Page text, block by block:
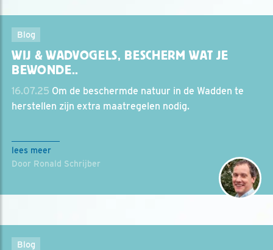
Blog
WIJ & WADVOGELS, BESCHERM WAT JE
BEWONDE..
16.07.25 Om de beschermde natuur in de Wadden te
herstellen zijn extra maatregelen nodig.
lees meer
Door Ronald Schrijber
Blog